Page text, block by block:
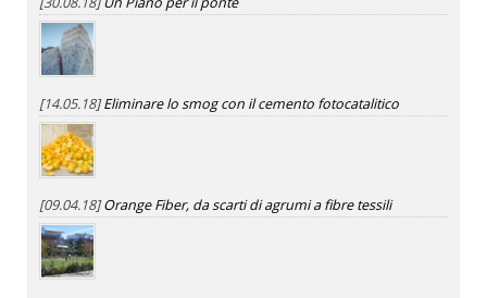
[14.05.18]Eliminare lo smog con il cemento fotocatalitico
[09.04.18]Orange Fiber, da scarti di agrumi a fibre tessili